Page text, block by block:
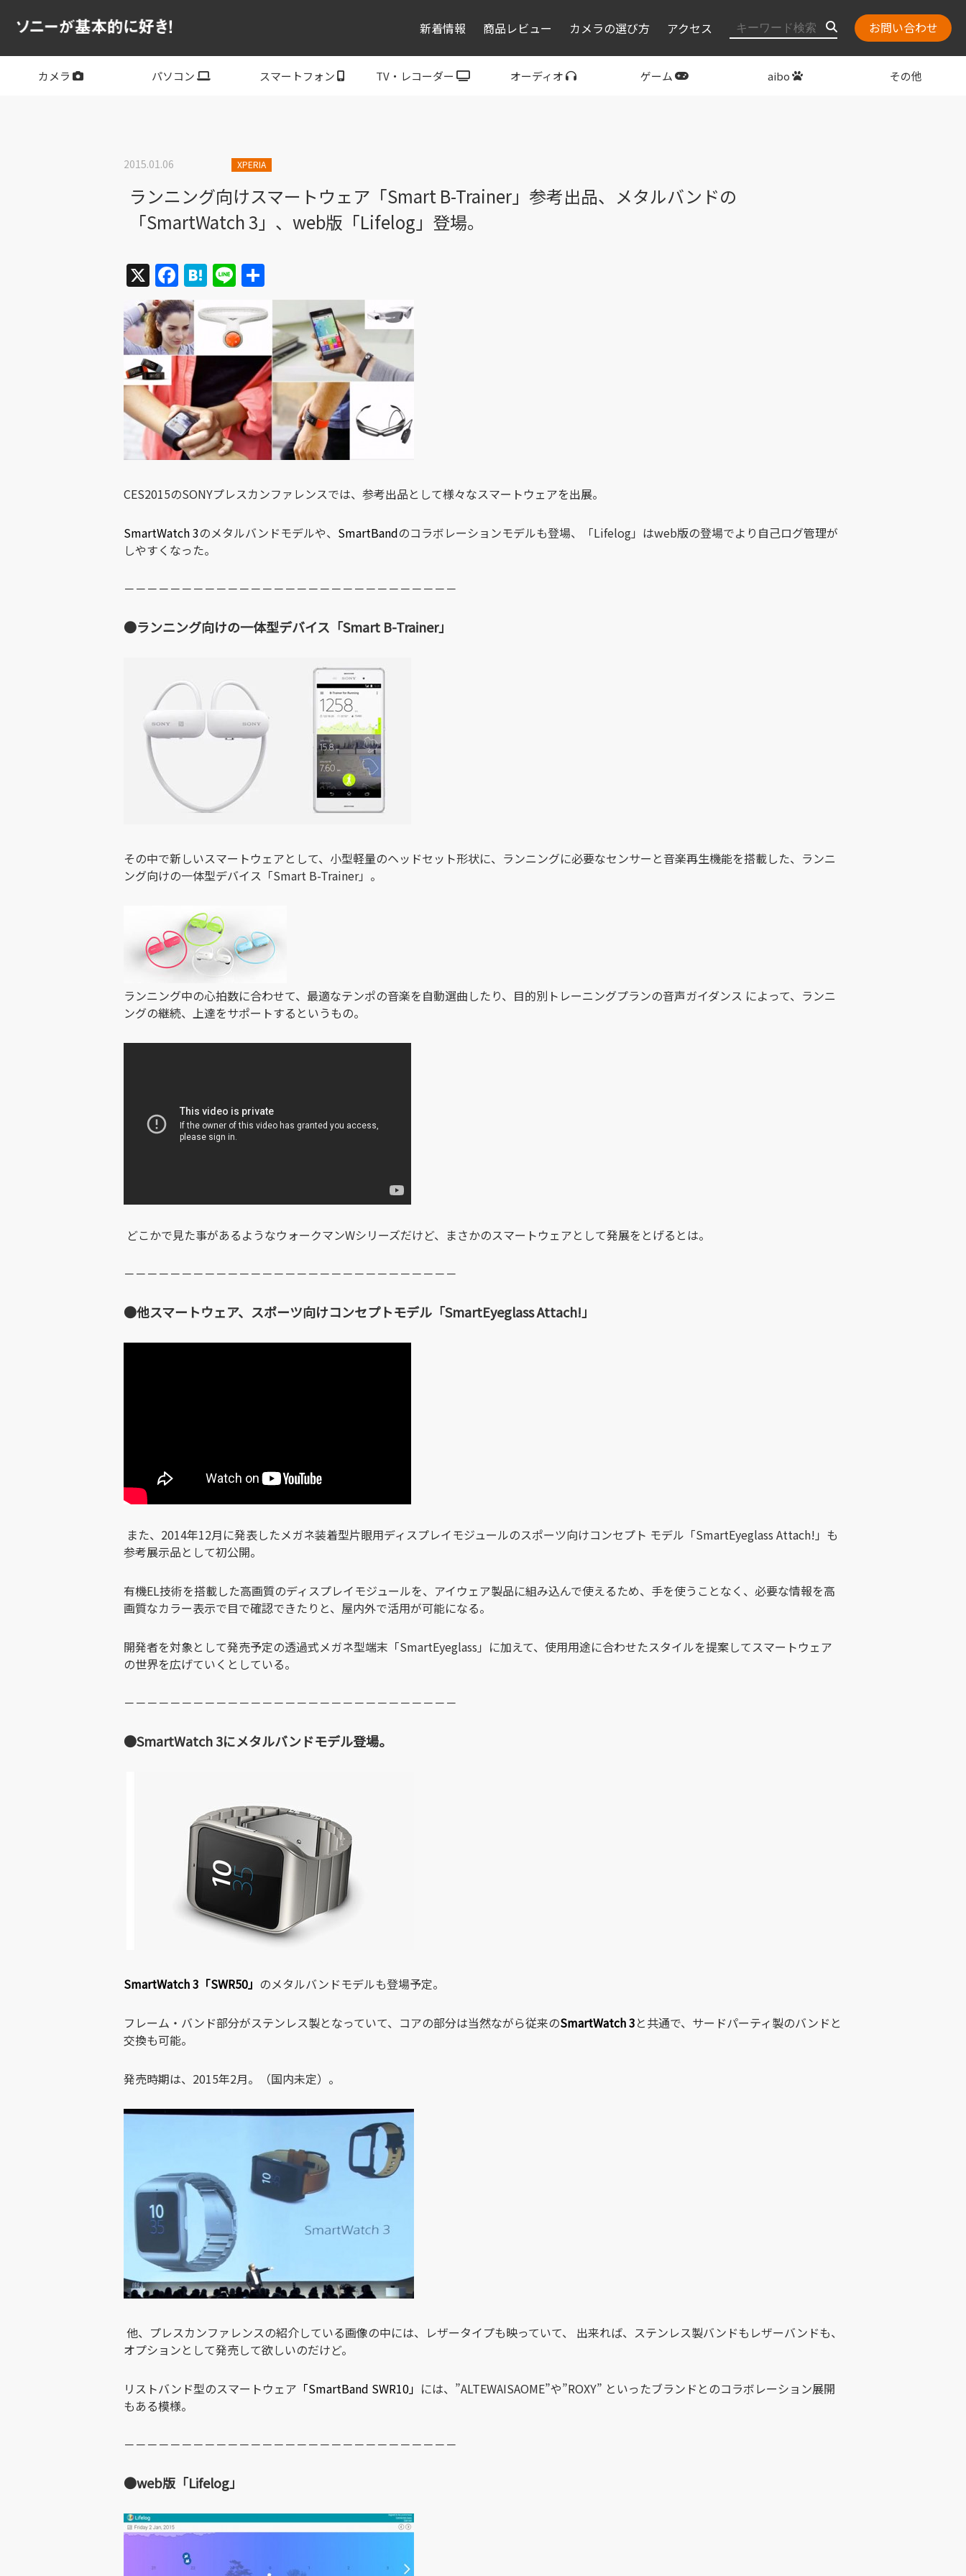
新着情報 商品レビュー カメラの選び方 アクセス お問い合わせ
カメラ パソコン スマートフォン TV・レコーダー オーディオ ゲーム aibo その他
2015.01.06 XPERIA
ランニング向けスマートウェア「Smart B-Trainer」参考出品、メタルバンドの
「SmartWatch 3」、web版「Lifelog」登場。
X Facebook
Hatena
Line
有
CES2015のSONYプレスカンファレンスでは、参考出品として様々なスマートウェアを出展。
SmartWatch 3のメタルバンドモデルや、 SmartBandのコラボレーションモデルも登場、「Lifelog」はweb版の登場でより自己ログ管理が
しやすくなった。
－－－－－－－－－－－－－－－－－－－－－－－－－－－－－
●ランニング向けの一体型デバイス「Smart B-Trainer」
その中で新しいスマートウェアとして、小型軽量のヘッドセット形状に、ランニングに必要なセンサーと音楽再生機能を搭載した、ランニ
ング向けの一体型デバイス「Smart B-Trainer」。
ランニング中の心拍数に合わせて、最適なテンポの音楽を自動選曲したり、目的別トレーニングプランの音声ガイダンス によって、ランニ
ングの継続、上達をサポートするというもの。
どこかで見た事があるようなウォークマンWシリーズだけど、まさかのスマートウェアとして発展をとげるとは。
－－－－－－－－－－－－－－－－－－－－－－－－－－－－－
●他スマートウェア、スポーツ向けコンセプトモデル「SmartEyeglass Attach!」
また、2014年12月に発表したメガネ装着型片眼用ディスプレイモジュールのスポーツ向けコンセプト モデル「SmartEyeglass Attach!」も
参考展示品として初公開。
有機EL技術を搭載した高画質のディスプレイモジュールを、アイウェア製品に組み込んで使えるため、手を使うことなく、必要な情報を高
画質なカラー表示で目で確認できたりと、屋内外で活用が可能になる。
開発者を対象として発売予定の透過式メガネ型端末「SmartEyeglass」に加えて、使用用途に合わせたスタイルを提案してスマートウェア
の世界を広げていくとしている。
－－－－－－－－－－－－－－－－－－－－－－－－－－－－－
●SmartWatch 3にメタルバンドモデル登場。
SmartWatch 3「SWR50」 のメタルバンドモデルも登場予定。
フレーム・バンド部分がステンレス製となっていて、コアの部分は当然ながら従来のSmartWatch 3と共通で、サードパーティ製のバンドと
交換も可能。
発売時期は、2015年2月。（国内未定）。
他、プレスカンファレンスの紹介している画像の中には、レザータイプも映っていて、 出来れば、ステンレス製バンドもレザーバンドも、
オプションとして発売して欲しいのだけど。
リストバンド型のスマートウェア 「SmartBand SWR10」 には、”ALTEWAISAOME”や”ROXY” といったブランドとのコラボレーション展開
もある模様。
－－－－－－－－－－－－－－－－－－－－－－－－－－－－－
●web版「Lifelog」